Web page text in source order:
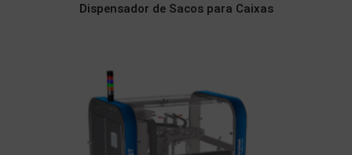
Dispensador de Sacos para Caixas